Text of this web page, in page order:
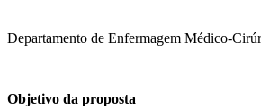
Departamento de Enfermagem Médico-
Objetivo da proposta